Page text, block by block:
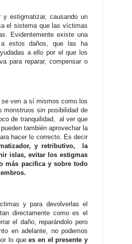
y estigmatizar, causando un
el sistema que las víctimas
Evidentemente existe una
estos daños, que las ha
a ello por el que los
para reparar, compensar o
se ven a sí mismos como los
sin posibilidad de
de tranquilidad, al ver que
también aprovechar la
hacer lo correcto. Es decir
y retributivo, la
islas, evitar los estigmas
más pacifica y sobre todo
y para devolverlas el
directamente como es el
el daño, reparándolo pero
en adelante, no podemos
lo quees en el presente y